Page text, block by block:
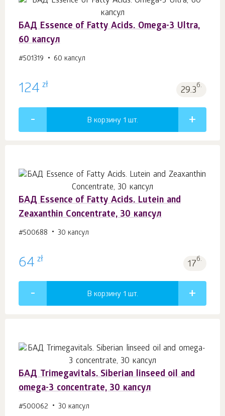
БАД Essence of Fatty Acids. Оmega-3 Ultra,
60 капсул
#501319 60 капсул
124 zł 29.3б.
В корзину 1 шт.
БАД Essence of Fatty Acids. Lutein and
Zeaxanthin Concentrate, 30 капсул
#500688 30 капсул
64 zł 17б.
В корзину 1 шт.
БАД Trimegavitals. Siberian linseed oil and
omega-3 concentrate, 30 капсул
#500062 30 капсул